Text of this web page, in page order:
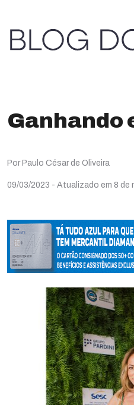
Ganhando
Por Paulo César de Oliveira
09/03/2023 - Atualizado em 8 de